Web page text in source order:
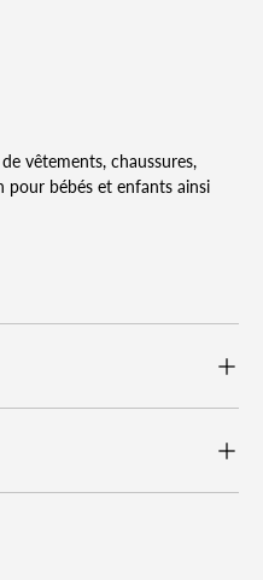
vêtements, chaussures,
pour bébés et enfants ainsi